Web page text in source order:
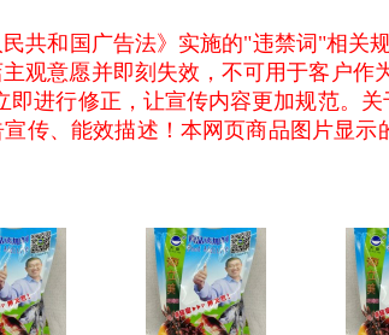
共和国广告法》实施的"违禁词"相关
观意愿并即刻失效，不可用于客户
即进行修正，让宣传内容更加规范。
传、能效描述！本网页商品图片显